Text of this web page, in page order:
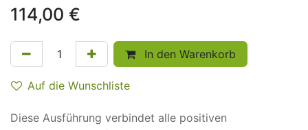
114,00 €
In den Warenkorb
Auf die Wunschliste
Diese Ausführung verbindet alle positiven